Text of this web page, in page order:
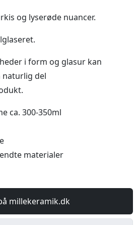
og lyserøde nuancer.
i form og glasur kan
naturlig del
ca. 300-350ml
materialer
millekeramik.dk